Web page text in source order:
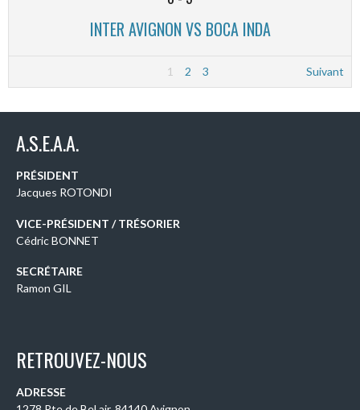
INTER AVIGNON VS BOCA INDA
1 2 3 Suivant
A.S.E.A.A.
PRÉSIDENT
Jacques ROTONDI
VICE-PRÉSIDENT / TRÉSORIER
Cédric BONNET
SECRÉTAIRE
Ramon GIL
RETROUVEZ-NOUS
ADRESSE